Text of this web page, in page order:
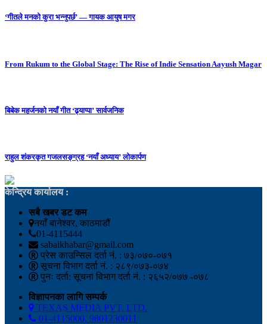
‘गीतले मनको कुरा भन्नुपर्छ’ — गायक आयुष मगर
From Rukum to the Global Stage: The Rise of Indie Sensation Aayush Magar
बिबेक महर्जनको नयाँ गीत ‘ढ्याप्पा’ सार्वजनिक
राहुल शंकरकृत गजलसङ्ग्रह ‘नयाँ अध्याय’ लोकार्पण
केन्द्रिय कार्यालय :
सबै खबर डट कम
नयाँ बानेश्वर, काठमाडौं
01-4115444
sabaikhabar@gmail.com
प्रेस काउन्सिल दर्ता नं. : ७३/०७०-०७१
सूचना विभाग दर्ता नं. : २८९/०७३-०७४
पुनः दर्ता: सूचना विभाग दर्ता नं. : २६५२/०७७ -०७८
विज्ञापनका लागि सम्पर्क
TEXAS MEDIA PVT. LTD.
01-4115000, 9801230011